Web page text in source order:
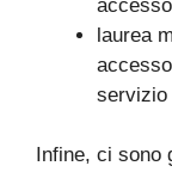
laurea
servizio
Infine, ci sono